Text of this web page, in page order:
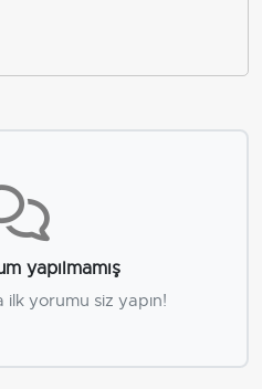
yapılmamış
ilk yorumu siz yapın!